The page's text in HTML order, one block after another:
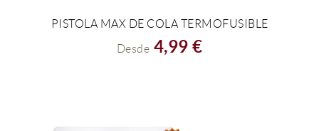
PISTOLA MAX DE COLA TERMOFUSIBLE
Desde 4,99 €